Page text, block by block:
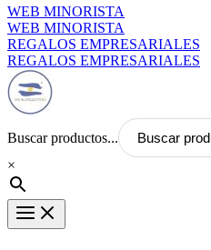
WEB MINORISTA
WEB MINORISTA
REGALOS EMPRESARIALES
REGALOS EMPRESARIALES
Buscar productos...
×